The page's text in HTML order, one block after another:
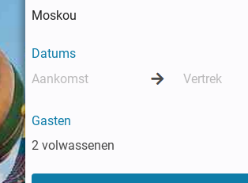
Datums
Gasten
2 volwassenen